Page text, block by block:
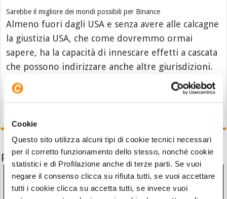
Cookie
Questo sito utilizza alcuni tipi di cookie tecnici necessari
per il corretto funzionamento dello stesso, nonché cookie
statistici e di Profilazione anche di terze parti. Se vuoi
negare il consenso clicca su rifiuta tutti, se vuoi accettare
tutti i cookie clicca su accetta tutti, se invece vuoi
Sarebbe il migliore dei mondi possibili per Binance
Almeno fuori dagli USA e senza avere alle calcagne
la giustizia USA, che come dovremmo ormai
sapere, ha la capacità di innescare effetti a cascata
che possono indirizzare anche altre giurisdizioni.
Potrebbe interessarti anche